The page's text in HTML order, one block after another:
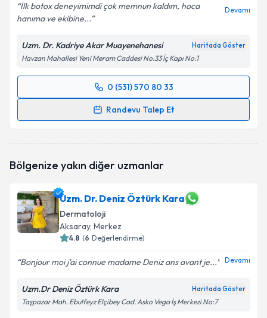
İlk botox deneyimimdi çok memnun kaldım, hoca
hanıma ve ekibine...
Devamı
Uzm. Dr. Kadriye Akar Muayenehanesi Haritada Göster
Havzan Mahallesi Yeni Meram Caddesi No:33 İç Kapı No:1
0 (531) 570 80 33
Randevu Talep Et
Randevu Takvimi Talebi
oluşturun. Size bu uzmandan randevu almanız için bir
Kişisel verilerimin işlenmesine ilişkin
Metni'ni okudum ve kişisel verilerimin belirtilen
kapsamda işlenmesini kabul ediyorum.
Takvim Talebini Gönder
Bölgenize yakın diğer uzmanlar
Uzm. Dr. Deniz Öztürk Kara
Dermatoloji
Aksaray, Merkez
4.8 (6 Değerlendirme)
Bonjour moi j'ai connue madame Deniz ans avant je... Devamı
Uzm.Dr Deniz Öztürk Kara Haritada Göster
Taşpazar Mah. Ebulfeyz Elçibey Cad. Asko Vega İş Merkezi No:7